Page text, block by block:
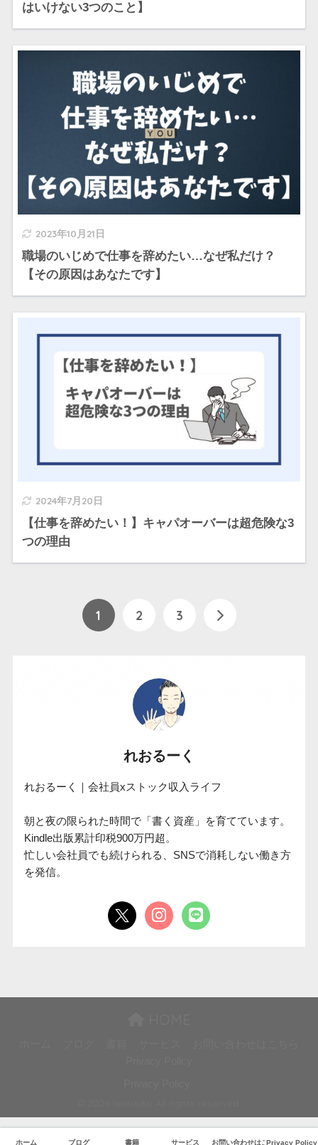
はいけない3つのこと】
2023年10月21日
職場のいじめで仕事を辞めたい…なぜ私だけ？
【その原因はあなたです】
2024年7月20日
【仕事を辞めたい！】キャパオーバーは超危険な3
つの理由
1 2 3
れおるーく
れおるーく｜会社員xストック収入ライフ
朝と夜の限られた時間で「書く資産」を育てています。
Kindle出版累計印税900万円超。
忙しい会社員でも続けられる、SNSで消耗しない働き方
を発信。
ホーム ブログ 書籍 サービス お問い合わせはこちらPrivacy Policy